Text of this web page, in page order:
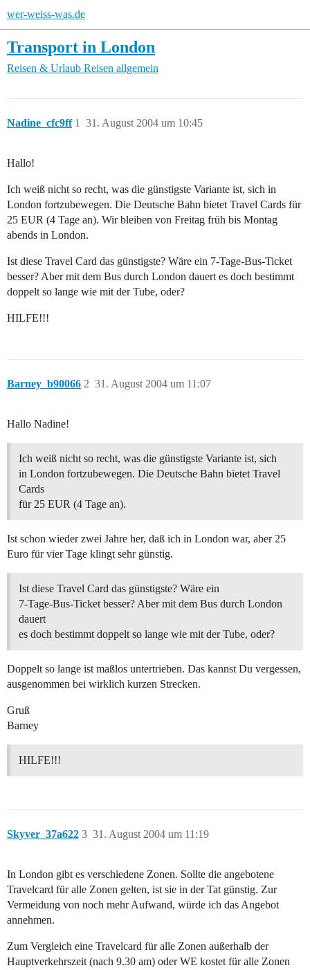
wer-weiss-was.de
Transport in London
Reisen & Urlaub Reisen allgemein
Nadine_cfc9ff 31. August 2004 um 10:45
1
Hallo!
Ich weiß nicht so recht, was die günstigste Variante ist, sich in
London fortzubewegen. Die Deutsche Bahn bietet Travel Cards für
25 EUR (4 Tage an). Wir bleiben von Freitag früh bis Montag
abends in London.
Ist diese Travel Card das günstigste? Wäre ein 7-Tage-Bus-Ticket
besser? Aber mit dem Bus durch London dauert es doch bestimmt
doppelt so lange wie mit der Tube, oder?
HILFE!!!
Barney_b90066 31. August 2004 um 11:07
2
Hallo Nadine!
Ich weiß nicht so recht, was die günstigste Variante ist, sich
in London fortzubewegen. Die Deutsche Bahn bietet Travel
Cards
für 25 EUR (4 Tage an).
Ist schon wieder zwei Jahre her, daß ich in London war, aber 25
Euro für vier Tage klingt sehr günstig.
Ist diese Travel Card das günstigste? Wäre ein
7-Tage-Bus-Ticket besser? Aber mit dem Bus durch London
dauert
es doch bestimmt doppelt so lange wie mit der Tube, oder?
Doppelt so lange ist maßlos untertrieben. Das kannst Du vergessen,
ausgenommen bei wirklich kurzen Strecken.
Gruß
Barney
HILFE!!!
Skyver_37a622 31. August 2004 um 11:19
3
In London gibt es verschiedene Zonen. Sollte die angebotene
Travelcard für alle Zonen gelten, ist sie in der Tat günstig. Zur
Vermeidung von noch mehr Aufwand, würde ich das Angebot
annehmen.
Zum Vergleich eine Travelcard für alle Zonen außerhalb der
Hauptverkehrszeit (nach 9.30 am) oder WE kostet für alle Zonen